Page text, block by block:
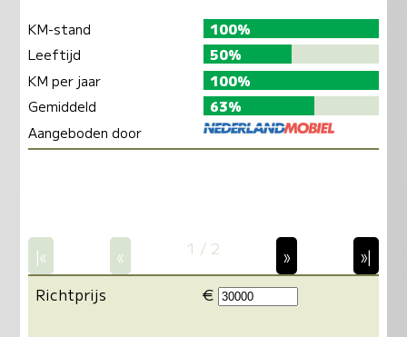
KM-stand
100%
Leeftijd
50%
KM per jaar
100%
Gemiddeld
63%
Aangeboden door
|« « 1 / 2 »
»|
Richtprijs
€